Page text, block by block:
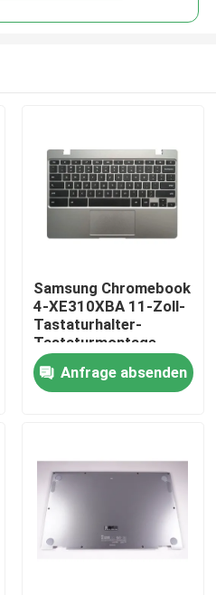
Samsung Chromebook
4-XE310XBA 11-Zoll-
Tastaturhalter-
Tastaturmontage
Silber BA98-01976A
BA61-03989A
Anfrage absenden